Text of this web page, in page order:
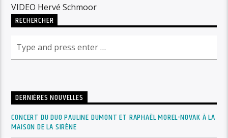
VIDEO Hervé Schmoor
RECHERCHER
DERNIÈRES NOUVELLES
CONCERT DU DUO PAULINE DUMONT ET RAPHAËL MOREL-NOVAK À LA
MAISON DE LA SIRÈNE